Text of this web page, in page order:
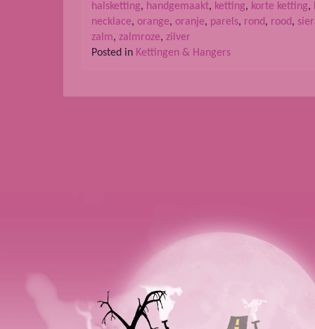
halsketting, handgemaakt, ketting, korte ketting,
necklace, orange, oranje, parels, rond, rood,
zalm, zalmroze, zilver
Posted in Kettingen & Hangers